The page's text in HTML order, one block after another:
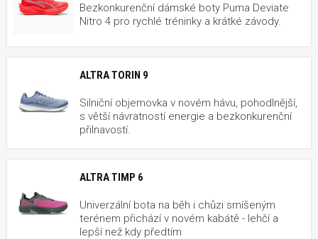
Bezkonkurenční dámské boty Puma Deviate
Nitro 4 pro rychlé tréninky a krátké závody.
ALTRA TORIN 9
Silniční objemovka v novém hávu, pohodlnější,
s větší návratností energie a bezkonkurenční
přilnavostí.
ALTRA TIMP 6
Univerzální bota na běh i chůzi smíšeným
terénem přichází v novém kabátě - lehčí a
lepší než kdy předtím